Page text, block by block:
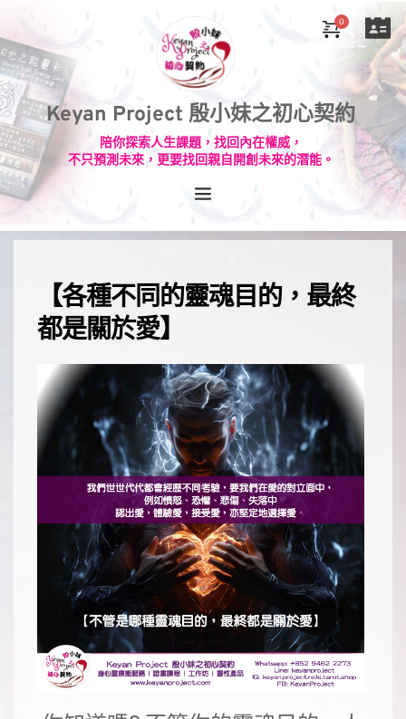
Keyan Project 殷小妹之初心契約
陪你探索人生課題，找回內在權威，
不只預測未來，更要找回親自開創未來的潛能。
【各種不同的靈魂目的，最終
都是關於愛】